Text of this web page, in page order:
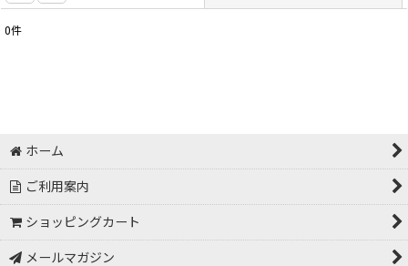
0件
ホーム
ご利用案内
ショッピングカート
メールマガジン